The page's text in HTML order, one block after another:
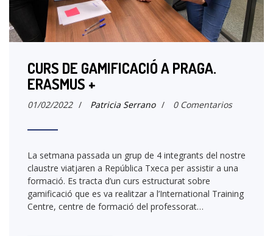
CURS DE GAMIFICACIÓ A PRAGA.
ERASMUS +
01/02/2022 / Patricia Serrano / 0 Comentarios
La setmana passada un grup de 4 integrants del nostre
claustre viatjaren a República Txeca per assistir a una
formació. Es tracta d’un curs estructurat sobre
gamificació que es va realitzar a l’International Training
Centre, centre de formació del professorat…